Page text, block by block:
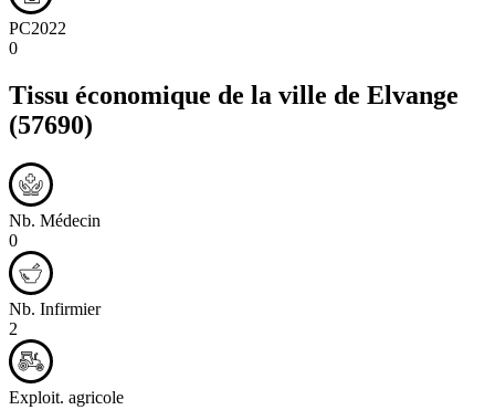
PC2022
0
Tissu économique de la ville de Elvange
(57690)
Nb. Médecin
0
Nb. Infirmier
2
Exploit. agricole